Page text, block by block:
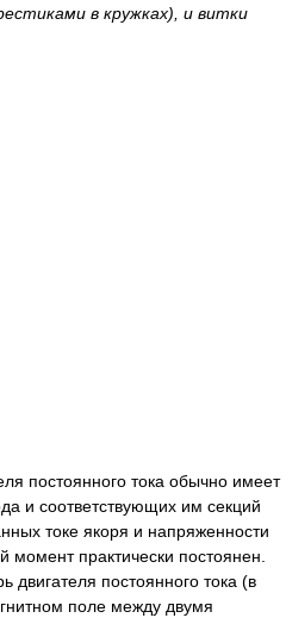
в кружках), и витки
постоянного тока обычно имеет
и соответствующих им секций
токе якоря и напряженности
практически постоянен.
двигателя постоянного тока (в
поле между двумя